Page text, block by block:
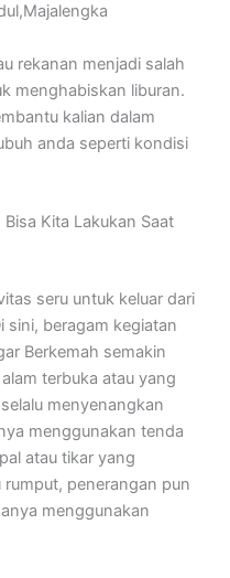
rekanan menjadi salah
menghabiskan liburan.
kalian dalam
anda seperti kondisi
Kita Lakukan Saat
seru untuk keluar dari
sini, beragam kegiatan
Berkemah semakin
terbuka atau yang
menyenangkan
menggunakan tenda
atau tikar yang
penerangan pun
menggunakan